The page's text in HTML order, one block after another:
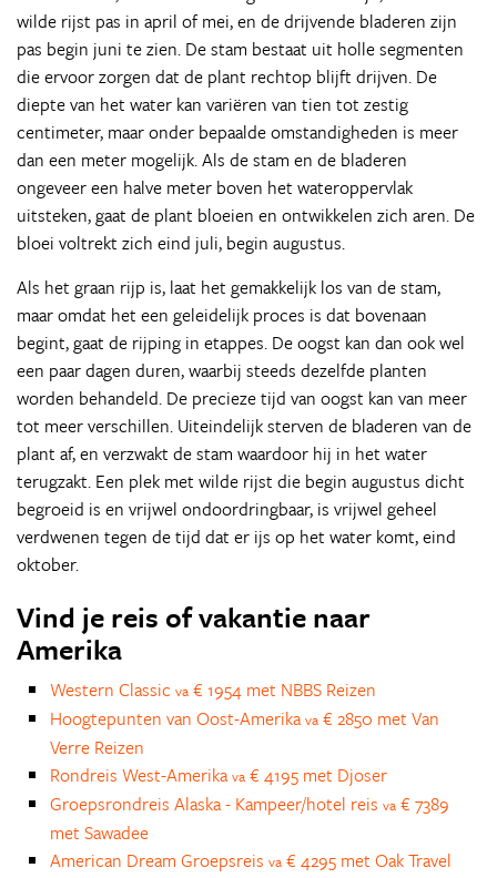
wilde rijst pas in april of mei, en de drijvende bladeren zijn
pas begin juni te zien. De stam bestaat uit holle segmenten
die ervoor zorgen dat de plant rechtop blijft drijven. De
diepte van het water kan variëren van tien tot zestig
centimeter, maar onder bepaalde omstandigheden is meer
dan een meter mogelijk. Als de stam en de bladeren
ongeveer een halve meter boven het wateroppervlak
uitsteken, gaat de plant bloeien en ontwikkelen zich aren. De
bloei voltrekt zich eind juli, begin augustus.
Als het graan rijp is, laat het gemakkelijk los van de stam,
maar omdat het een geleidelijk proces is dat bovenaan
begint, gaat de rijping in etappes. De oogst kan dan ook wel
een paar dagen duren, waarbij steeds dezelfde planten
worden behandeld. De precieze tijd van oogst kan van meer
tot meer verschillen. Uiteindelijk sterven de bladeren van de
plant af, en verzwakt de stam waardoor hij in het water
terugzakt. Een plek met wilde rijst die begin augustus dicht
begroeid is en vrijwel ondoordringbaar, is vrijwel geheel
verdwenen tegen de tijd dat er ijs op het water komt, eind
oktober.
Vind je reis of vakantie naar
Amerika
Western Classic va € 1954 met NBBS Reizen
Hoogtepunten van Oost-Amerika va € 2850 met Van
Verre Reizen
Rondreis West-Amerika va € 4195 met Djoser
Groepsrondreis Alaska - Kampeer/hotel reis va € 7389
met Sawadee
American Dream Groepsreis va € 4295 met Oak Travel